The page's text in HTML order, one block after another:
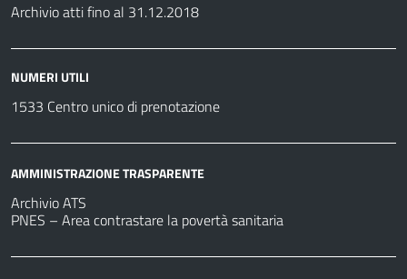
Archivio atti fino al 31.12.2018
NUMERI UTILI
1533 Centro unico di prenotazione
AMMINISTRAZIONE TRASPARENTE
Archivio ATS
PNES – Area contrastare la povertà sanitaria